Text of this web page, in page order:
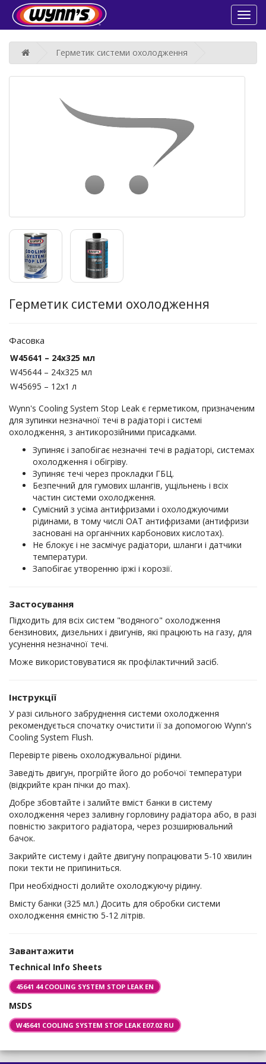
Герметик системи охолодження
Герметик системи охолодження
Фасовка
W45641 – 24x325 мл
W45644 – 24x325 мл
W45695 – 12x1 л
Wynn's Cooling System Stop Leak є герметиком, призначеним
для зупинки незначної течі в радіаторі і системі
охолодження, з антикорозійними присадками.
Зупиняє і запобігає незначні течі в радіаторі, системах
охолодження і обігріву.
Зупиняє течі через прокладки ГБЦ.
Безпечний для гумових шлангів, ущільнень і всіх
частин системи охолодження.
Сумісний з усіма антифризами і охолоджуючими
рідинами, в тому числі ОАТ антифризами (антифризи
засновані на органічних карбонових кислотах).
Не блокує і не засмічує радіатори, шланги і датчики
температури.
Запобігає утворенню іржі і корозії.
Застосування
Підходить для всіх систем "водяного" охолодження
бензинових, дизельних і двигунів, які працюють на газу, для
усунення незначної течі.
Може використовуватися як профілактичний засіб.
Інструкції
У разі сильного забруднення системи охолодження
рекомендується спочатку очистити її за допомогою Wynn's
Cooling System Flush.
Перевірте рівень охолоджувальної рідини.
Заведіть двигун, прогрійте його до робочої температури
(відкрийте кран пічки до max).
Добре збовтайте і залийте вміст банки в систему
охолодження через заливну горловину радіатора або, в разі
повністю закритого радіатора, через розширювальний
бачок.
Закрийте систему і дайте двигуну попрацювати 5-10 хвилин
поки текти не припиниться.
При необхідності долийте охолоджуючу рідину.
Вмісту банки (325 мл.) Досить для обробки системи
охолодження ємністю 5-12 літрів.
Завантажити
Technical Info Sheets
45641 44 COOLING SYSTEM STOP LEAK EN
MSDS
W45641 COOLING SYSTEM STOP LEAK E07.02 RU